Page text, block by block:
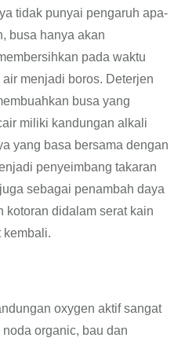
tidak punyai pengaruh apa-
busa hanya akan
pada waktu
menjadi boros. Deterjen
busa yang
miliki kandungan alkali
yang basa bersama dengan
penyeimbang takaran
sebagai penambah daya
kotoran didalam serat kain
kembali.
oxygen aktif sangat
organic, bau dan